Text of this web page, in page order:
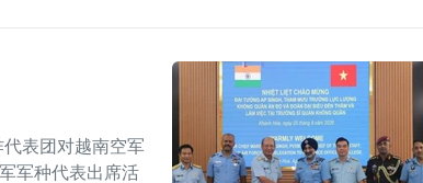
表团对越南空军
军种代表出席活